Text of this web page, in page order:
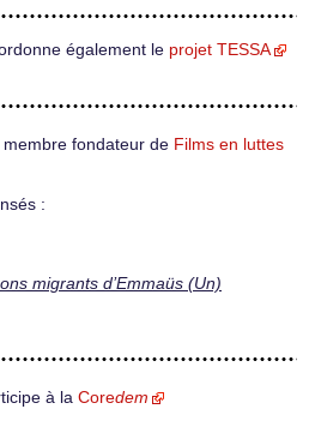
également le projet TESSA
membre fondateur de Films en luttes
:
migrants d’Emmaüs (Un)
à la Coredem